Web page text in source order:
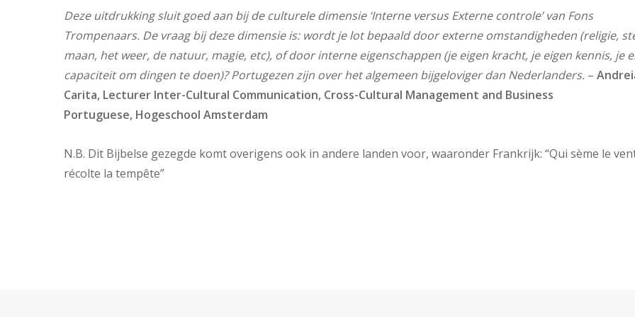
Deze uitdrukking sluit goed aan bij de culturele dimensie ‘Interne versus Externe controle’ van Fons
Trompenaars. De vraag bij deze dimensie is: wordt je lot bepaald door externe omstandigheden (religie,
maan, het weer, de natuur, magie, etc), of door interne eigenschappen (je eigen kracht, je eigen kennis, je
capaciteit om dingen te doen)? Portugezen zijn over het algemeen bijgeloviger dan Nederlanders. –
Carita, Lecturer Inter-Cultural Communication, Cross-Cultural Management and Business
Portuguese, Hogeschool Amsterdam
N.B. Dit Bijbelse gezegde komt overigens ook in andere landen voor, waaronder Frankrijk: “Qui sème le
récolte la tempête”